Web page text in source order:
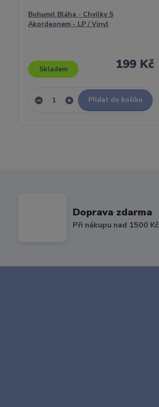
Bohumil Bláha - Chvilky S
Akordeonem - LP / Vinyl
199 Kč
Skladem
Přidat do košíku
Doprava zdarma
Při nákupu nad 1500 Kč